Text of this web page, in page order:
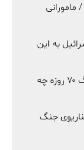
به این
برندگان پنهان جنگ خاورمیانه / جنگ ۷۰ روزه چه
جنگ